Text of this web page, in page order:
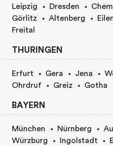
Leipzig Dresden
Görlitz
Altenberg
Freital
THURINGEN
Erfurt Gera Jena
Ohrdruf
Greiz Gotha
BAYERN
München Nürnberg
Würzburg
Ingolstadt